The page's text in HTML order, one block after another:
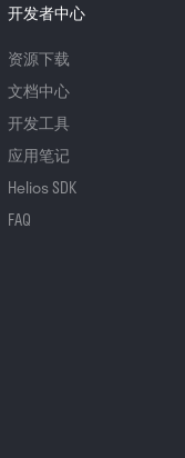
开发者中心
资源下载
文档中心
开发工具
应用笔记
Helios SDK
FAQ